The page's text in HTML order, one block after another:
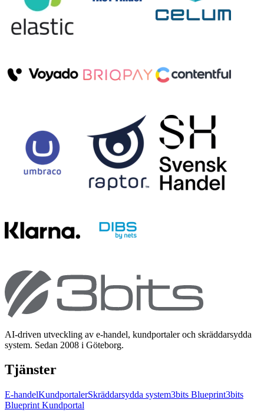
AI-driven utveckling av e-handel, kundportaler och skräddarsydda
system. Sedan 2008 i Göteborg.
Tjänster
E-handelKundportalerSkräddarsydda system3bits Blueprint3bits
Blueprint Kundportal